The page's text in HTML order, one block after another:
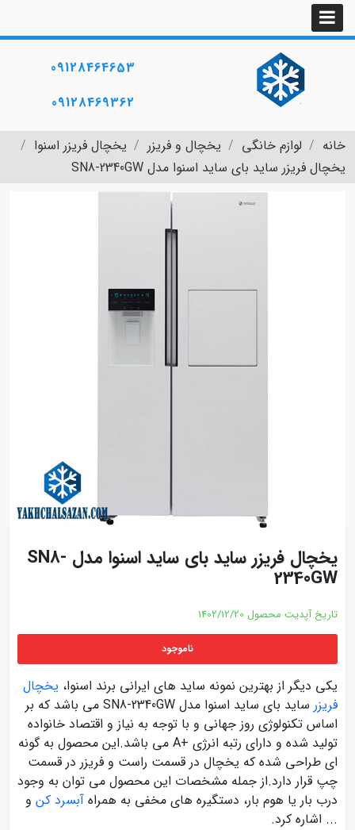
09128464653
09128469362
خانه لوازم خانگی یخچال و فریزر
یخچال فریزر اسنوا
یخچال فریزر ساید بای ساید اسنوا مدل SN8-2340GW
یخچال فریزر ساید بای ساید اسنوا مدل SN8-
2340GW
تاریخ آپدیت محصول 1402/12/20
ناموجود
یکی دیگر از بهترین نمونه ساید های ایرانی برند اسنوا، یخچال
فریزر
ساید بای ساید اسنوا مدل SN8-2340GW می باشد که بر
اساس تکنولوژی روز جهانی و با توجه به نیاز و اقتصاد خانواده
تولید شده و دارای رتبه انرژی +A می باشد.این محصول به گونه
ای طراحی شده که یخچال در قسمت راست و فریزر در قسمت
چپ قرار دارد.از جمله مشخصات این محصول می توان به وجود
درب بار یا هوم بار، دستگیره های مخفی به همراه آبسرد کن و
... اشاره کرد.